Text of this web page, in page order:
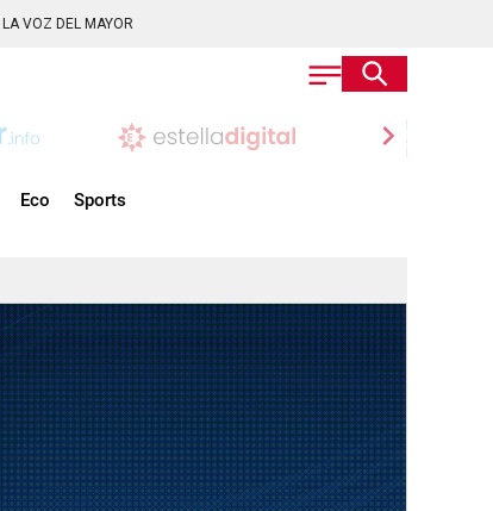
LA VOZ DEL MAYOR
chevron_right
Eco Sports